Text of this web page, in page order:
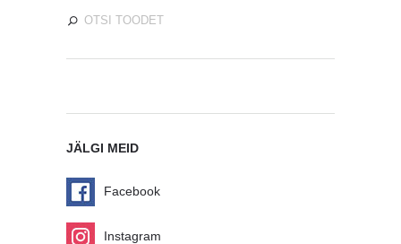
JÄLGI MEID
Facebook
Instagram